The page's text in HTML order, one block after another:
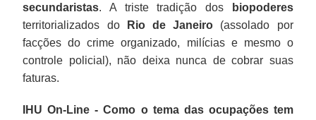
secundaristas. A triste tradição dos
biopoderes
territorializados do
Rio de Janeiro (assolado por
facções do crime organizado, milícias e mesmo o
controle policial), não deixa nunca de cobrar suas
faturas.
IHU On-Line - Como o tema das ocupações tem